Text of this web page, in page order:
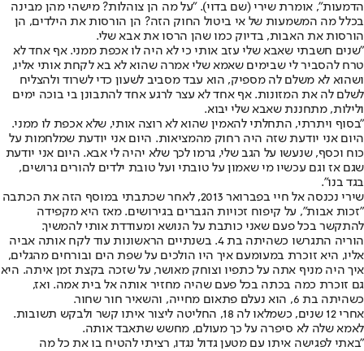
הדמעות", אומרת שירי (שם בדוי). "על מה הן צוהלות? מישהי מהן מבינה
בכלל מה המשמעות של אי ביטול החוק הזה? הן הורסות את הילדים, הן
הורסות את האבות, בדיוק כמו שהן הרסו את אבא שלי.
"שנים חשבתי שאבא שלי עזב אותי כי לא היה לו אכפת ממני. אף אחד לא
טרח להסביר לי שבימים שאמא שלי אמרה שהוא לא בא לקחת אותי אליו,
ושהוא לא משלם לה מספיק, הוא עבד מסביב לשעון כדי לשרוד ולהצליח
לשלם לה את המזונות. אף אחד לא עצר לרגע אחד להתבונן בי בוכה ימים
ולילות, מתחננת שאבא שלי יבוא.
"בסוף ויתרתי, התחלתי להאמין שהוא לא רוצה אותי, שלא אכפת לו ממני.
היום אני יודעת שזה היה רחוק מהמציאות. היום אני יודעת שמלחמות על
כוח וכסף, שנעשו על הגב שלי, גרמו לכך שלא יהיה לי אבא. היום אני יודעת
שגם אז וגם עכשיו מי שאמון על טובתי ועל טובת ילדים להורים גרושים,
בגד בנו".
שירי נכנסה אל חיי בפברואר 2013, לאחר שכתבתי במוסף הזה את הכתבה
"זכות אבות", על קיפוח זכויות הגברים בגירושים. מאז היא מקפידה
להתקשר בכל פעם שאני כותבת על הנושא ומעודדת אותי להמשיך.
הוריה התגרשו כשהיתה בת 4. בשנתיים הראשונות עוד לקח אותה אביה
אליו, היא זוכרת במעומעם איך היו הולכים על שפת הים ובורחים מהגלים,
איך היה מניף אתה על כתפיו וצוחק מאושר, על שזכה בקצת זמן איתה. היא
גם זוכרת כמה בכתה בכל פעם שהיה מחזיר אותה אל בית אמה. ואז,
כשהיתה בת 6, הוא נעלם פתאום מחייה, והשאיר חור שחור.
אחרי 12 שנים, כשמלאו לה 18, החליטה ליצור איתו קשר ולבקש תשובות.
לאמא שלה לא סיפרה על כך מעולם, מחשש שתאבד אותה.
"באתי לפגישה איתו עם מטען גדול נגדו, רציתי להטיח בו את כל מה